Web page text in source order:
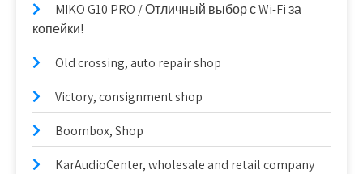
MIKO G10 PRO / Отличный выбор с Wi-Fi за
копейки!
Old crossing, auto repair shop
Victory, consignment shop
Boombox, Shop
KarAudioCenter, wholesale and retail company